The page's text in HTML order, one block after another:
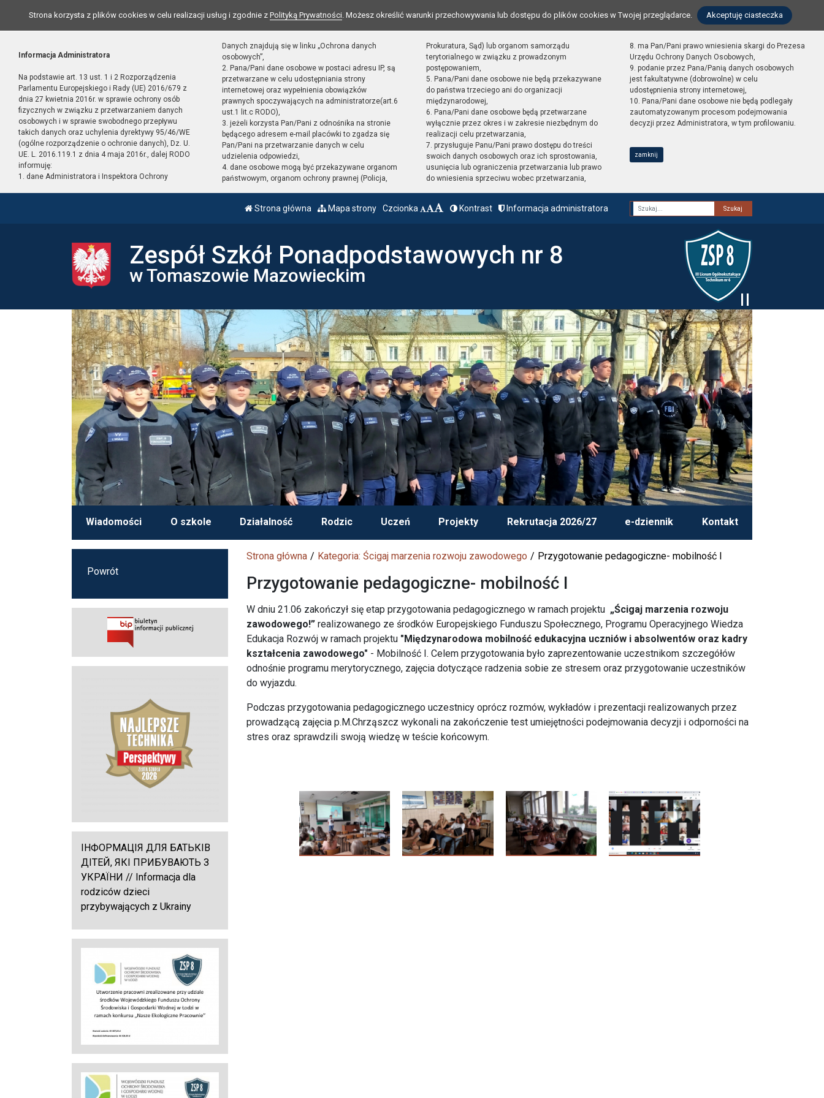
Strona korzysta z plików cookies w celu realizacji usług i zgodnie z Polityką Prywatności. Możesz określić warunki przechowywania lub dostępu do plików cookies w Twojej przeglądarce. Akceptuję ciasteczka
Informacja Administratora
Na podstawie art. 13 ust. 1 i 2 Rozporządzenia
Parlamentu Europejskiego i Rady (UE) 2016/679 z
dnia 27 kwietnia 2016r. w sprawie ochrony osób
fizycznych w związku z przetwarzaniem danych
osobowych i w sprawie swobodnego przepływu
takich danych oraz uchylenia dyrektywy 95/46/WE
(ogólne rozporządzenie o ochronie danych), Dz. U.
UE. L. 2016.119.1 z dnia 4 maja 2016r., dalej RODO
informuję:
1. dane Administratora i Inspektora Ochrony
Danych znajdują się w linku „Ochrona danych
osobowych”,
2. Pana/Pani dane osobowe w postaci adresu IP, są
przetwarzane w celu udostępniania strony
internetowej oraz wypełnienia obowiązków
prawnych spoczywających na administratorze(art.6
ust.1 lit.c RODO),
3. jeżeli korzysta Pan/Pani z odnośnika na stronie
będącego adresem e-mail placówki to zgadza się
Pan/Pani na przetwarzanie danych w celu
udzielenia odpowiedzi,
4. dane osobowe mogą być przekazywane organom
państwowym, organom ochrony prawnej (Policja,
Prokuratura, Sąd) lub organom samorządu
terytorialnego w związku z prowadzonym
postępowaniem,
5. Pana/Pani dane osobowe nie będą przekazywane
do państwa trzeciego ani do organizacji
międzynarodowej,
6. Pana/Pani dane osobowe będą przetwarzane
wyłącznie przez okres i w zakresie niezbędnym do
realizacji celu przetwarzania,
7. przysługuje Panu/Pani prawo dostępu do treści
swoich danych osobowych oraz ich sprostowania,
usunięcia lub ograniczenia przetwarzania lub prawo
do wniesienia sprzeciwu wobec przetwarzania,
8. ma Pan/Pani prawo wniesienia skargi do Prezesa
Urzędu Ochrony Danych Osobowych,
9. podanie przez Pana/Panią danych osobowych
jest fakultatywne (dobrowolne) w celu
udostępnienia strony internetowej,
10. Pana/Pani dane osobowe nie będą podlegały
zautomatyzowanym procesom podejmowania
decyzji przez Administratora, w tym profilowaniu.
zamknij
Strona główna Mapa strony Czcionka Kontrast Informacja administratora
Fraza
Zespół Szkół Ponadpodstawowych nr 8
w Tomaszowie Mazowieckim
Wiadomości O szkole Działalność Rodzic Uczeń Projekty Rekrutacja 2026/27 e-dziennik Kontakt
Strona główna Kategoria: Ścigaj marzenia rozwoju zawodowego Przygotowanie pedagogiczne- mobilność I
Przygotowanie pedagogiczne- mobilność I
W dniu 21.06 zakończył się etap przygotowania pedagogicznego w ramach projektu „Ścigaj marzenia rozwoju
zawodowego!” realizowanego ze środków Europejskiego Funduszu Społecznego, Programu Operacyjnego Wiedza
Edukacja Rozwój w ramach projektu "Międzynarodowa mobilność edukacyjna uczniów i absolwentów oraz kadry
kształcenia zawodowego" - Mobilność I. Celem przygotowania było zaprezentowanie uczestnikom szczegółów
odnośnie programu merytorycznego, zajęcia dotyczące radzenia sobie ze stresem oraz przygotowanie uczestników
do wyjazdu.
Podczas przygotowania pedagogicznego uczestnicy oprócz rozmów, wykładów i prezentacji realizowanych przez
prowadzącą zajęcia p.M.Chrząszcz wykonali na zakończenie test umiejętności podejmowania decyzji i odporności na
stres oraz sprawdzili swoją wiedzę w teście końcowym.
Powrót
ІНФОРМАЦІЯ ДЛЯ БАТЬКІВ
ДІТЕЙ, ЯКІ ПРИБУВАЮТЬ З
УКРАЇНИ // Informacja dla
rodziców dzieci
przybywających z Ukrainy